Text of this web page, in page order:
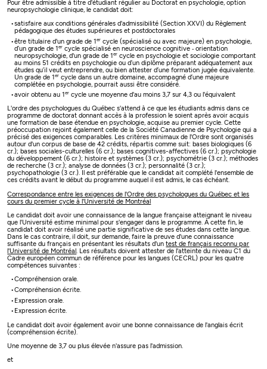
Pour être admissible à titre d'étudiant régulier au Doctorat en psychologie, option
neuropsychologie clinique, le candidat doit:
satisfaire aux conditions générales d'admissibilité (Section XXVI) du Règlement
pédagogique des études supérieures et postdoctorales
être titulaire d'un grade de 1ercycle (spécialisé ou avec majeure) en psychologie,
d’un grade de 1ercycle spécialisé en neuroscience cognitive ‐ orientation
neuropsychologie, d'un grade de 1ercycle en psychologie et sociologie comportant
au moins 51 crédits en psychologie ou d’un diplôme préparant adéquatement aux
études qu’il veut entreprendre, ou bien attester d’une formation jugée équivalente.
Un grade de 1ercycle dans un autre domaine, accompagné d’une majeure
complétée en psychologie, pourrait aussi être considéré.
avoir obtenu au 1 ercycle une moyenne d'au moins 3,7 sur 4,3 ou l'équivalent
L'ordre des psychologues du Québec s'attend à ce que les étudiants admis dans ce
programme de doctorat donnant accès à la profession le soient après avoir acquis
une formation de base étendue en psychologie, acquise au premier cycle. Cette
préoccupation rejoint également celle de la Société Canadienne de Psychologie qui a
précisé des exigences comparables. Les critères minimaux de l'Ordre sont organisés
autour d'un corpus de base de 42 crédits, répartis comme suit: bases biologiques (6
cr.); bases sociales-culturelles (6 cr.); bases cognitives-affectives (6 cr.); psychologie
du développement (6 cr.); histoire et systèmes (3 cr.); psychométrie (3 cr.); méthodes
de recherche (3 cr.); analyse de données (3 cr.); personnalité (3 cr.);
psychopathologie (3 cr.). Il est préférable que le candidat ait complété l'ensemble de
ces crédits avant le début du programme auquel il est admis, le cas échéant.
Correspondance entre les exigences de l'Ordre des psychologues du Québec et les
cours du premier cycle à l'Université de Montréal
Le candidat doit avoir une connaissance de la langue française atteignant le niveau
que l'Université estime minimal pour s'engager dans le programme. À cette fin, le
candidat doit avoir réalisé une partie significative de ses études dans cette langue.
Dans le cas contraire, il doit, sur demande, faire la preuve d'une connaissance
suffisante du français en présentant les résultats d'untest de français reconnu par
l'Université de Montréal. Les résultats doivent attester de l'atteinte du niveau C1 du
Cadre européen commun de référence pour les langues (CECRL) pour les quatre
compétences suivantes :
Compréhension orale.
Compréhension écrite.
Expression orale.
Expression écrite.
Le candidat doit avoir également avoir une bonne connaissance de l'anglais écrit
(compréhension écrite).
Une moyenne de 3,7 ou plus élevée n'assure pas l'admission.
et